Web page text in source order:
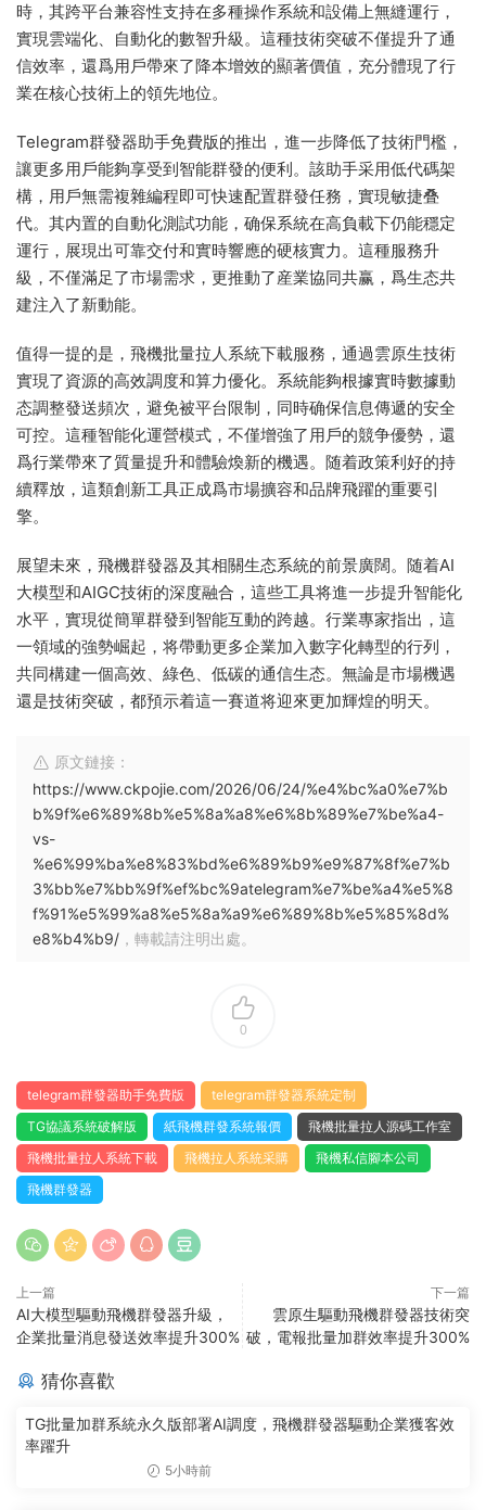
時，其跨平台兼容性支持在多種操作系統和設備上無縫運行，
實現雲端化、自動化的數智升級。這種技術突破不僅提升了通
信效率，還爲用戶帶來了降本增效的顯著價值，充分體現了行
業在核心技術上的領先地位。
Telegram群發器助手免費版的推出，進一步降低了技術門檻，
讓更多用戶能夠享受到智能群發的便利。該助手采用低代碼架
構，用戶無需複雜編程即可快速配置群發任務，實現敏捷叠
代。其内置的自動化測試功能，确保系統在高負載下仍能穩定
運行，展現出可靠交付和實時響應的硬核實力。這種服務升
級，不僅滿足了市場需求，更推動了産業協同共赢，爲生态共
建注入了新動能。
值得一提的是，飛機批量拉人系統下載服務，通過雲原生技術
實現了資源的高效調度和算力優化。系統能夠根據實時數據動
态調整發送頻次，避免被平台限制，同時确保信息傳遞的安全
可控。這種智能化運營模式，不僅增強了用戶的競争優勢，還
爲行業帶來了質量提升和體驗煥新的機遇。随着政策利好的持
續釋放，這類創新工具正成爲市場擴容和品牌飛躍的重要引
擎。
展望未來，飛機群發器及其相關生态系統的前景廣闊。随着AI
大模型和AIGC技術的深度融合，這些工具将進一步提升智能化
水平，實現從簡單群發到智能互動的跨越。行業專家指出，這
一領域的強勢崛起，将帶動更多企業加入數字化轉型的行列，
共同構建一個高效、綠色、低碳的通信生态。無論是市場機遇
還是技術突破，都預示着這一賽道将迎來更加輝煌的明天。
原文鏈接：
https://www.ckpojie.com/2026/06/24/%e4%bc%a0%e7%b
b%9f%e6%89%8b%e5%8a%a8%e6%8b%89%e7%be%a4-
vs-
%e6%99%ba%e8%83%bd%e6%89%b9%e9%87%8f%e7%b
3%bb%e7%bb%9f%ef%bc%9atelegram%e7%be%a4%e5%8
f%91%e5%99%a8%e5%8a%a9%e6%89%8b%e5%85%8d%
e8%b4%b9/ ，轉載請注明出處。
0
telegram群發器助手免費版
telegram群發器系統定制
TG協議系統破解版
紙飛機群發系統報價
飛機批量拉人源碼工作室
飛機批量拉人系統下載
飛機拉人系統采購
飛機私信腳本公司
飛機群發器
上一篇
AI大模型驅動飛機群發器升級，
企業批量消息發送效率提升300%
下一篇
雲原生驅動飛機群發器技術突
破，電報批量加群效率提升300%
猜你喜歡
TG批量加群系統永久版部署AI調度，飛機群發器驅動企業獲客效
率躍升
5小時前